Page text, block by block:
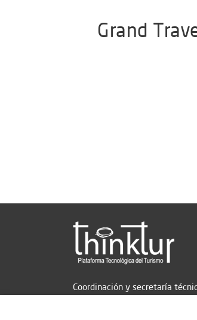
Grand
Coordinación y secretaría